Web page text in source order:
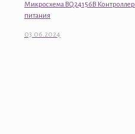
Микросхема BQ24156B Контроллер
питания
03.06.2024